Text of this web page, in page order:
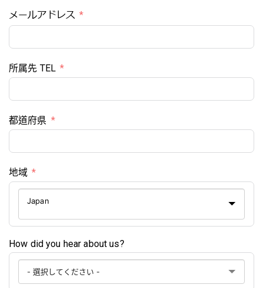
メールアドレス
所属先 TEL
都道府県
地域
Japan
How did you hear about us?